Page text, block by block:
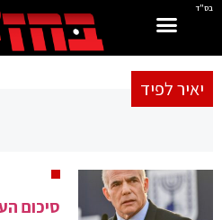
בס"ד
יאיר לפיד
סיכום